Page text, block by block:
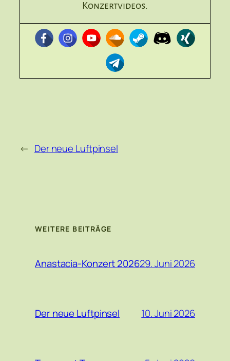
Konzertvideos.
← Der neue Luftpinsel
WEITERE BEITRÄGE
Anastacia-Konzert 202629. Juni 2026
Der neue Luftpinsel 10. Juni 2026